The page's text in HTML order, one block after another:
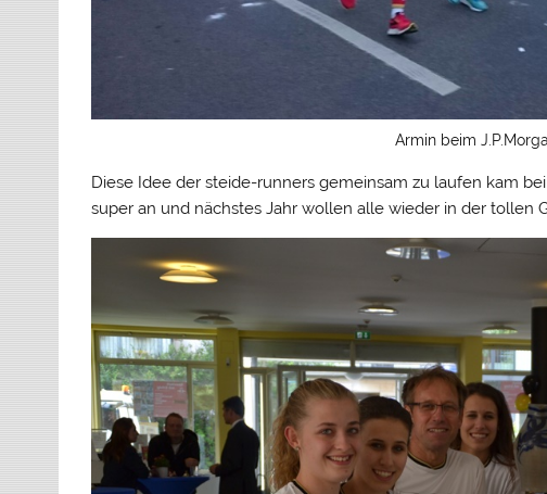
Armin beim
Diese Idee der steide-runners gemeinsam zu laufen kam
super an und nächstes Jahr wollen alle wieder in der tollen